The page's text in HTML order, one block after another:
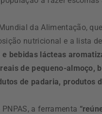
da Alimentação,
nutricional e a lista
e bebidas lácteas
de pequeno-almoço,
de padaria, produtos
a ferramenta